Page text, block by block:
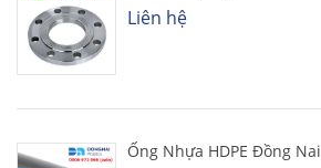
Liên hệ
Ống Nhựa HDPE Đồng Nai